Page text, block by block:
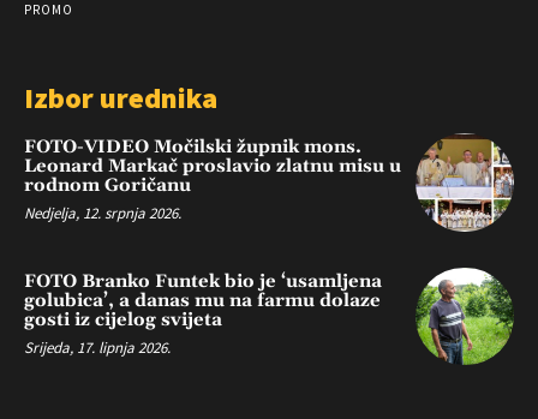
PROMO
Izbor urednika
FOTO-VIDEO Močilski župnik mons.
Leonard Markač proslavio zlatnu misu u
rodnom Goričanu
Nedjelja, 12. srpnja 2026.
FOTO Branko Funtek bio je ‘usamljena
golubica’, a danas mu na farmu dolaze
gosti iz cijelog svijeta
Srijeda, 17. lipnja 2026.